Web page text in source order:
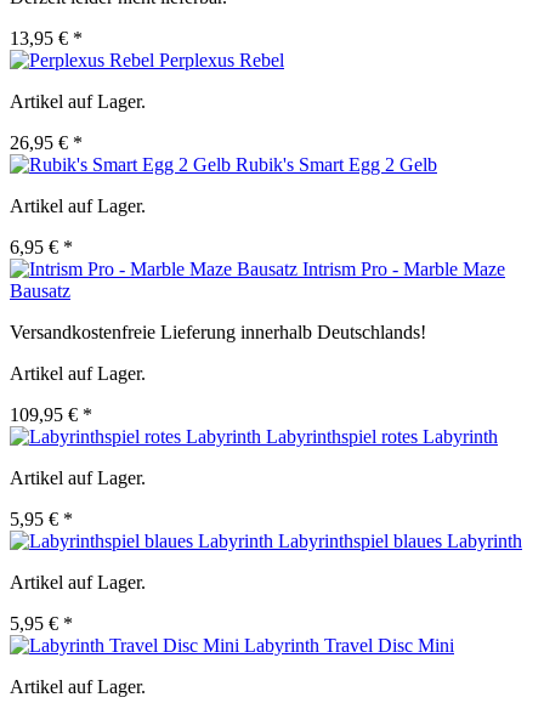
13,95 € *
Perplexus Rebel
Artikel auf Lager.
26,95 € *
Rubik's Smart Egg 2 Gelb
Artikel auf Lager.
6,95 € *
Intrism Pro - Marble Maze
Bausatz
Versandkostenfreie Lieferung innerhalb Deutschlands!
Artikel auf Lager.
109,95 € *
Labyrinthspiel rotes Labyrinth
Artikel auf Lager.
5,95 € *
Labyrinthspiel blaues Labyrinth
Artikel auf Lager.
5,95 € *
Labyrinth Travel Disc Mini
Artikel auf Lager.